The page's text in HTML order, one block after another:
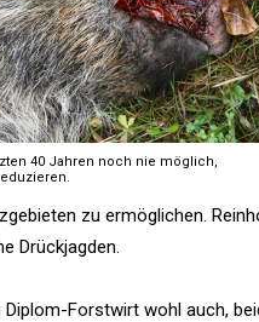
40 Jahren noch nie möglich,
zu ermöglichen.
Drückjagden.
Diplom-Forstwirt wohl auch,